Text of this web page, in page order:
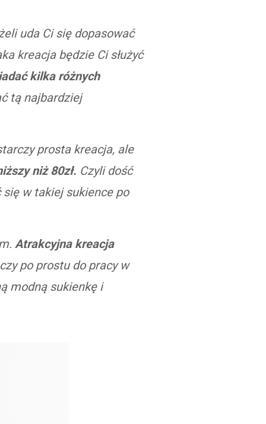
uda Ci się dopasować
kreacja będzie Ci służyć
kilka różnych
tą najbardziej
prosta kreacja, ale
niż 80zł. Czyli dość
w takiej sukience po
Atrakcyjna kreacja
po prostu do pracy w
modną sukienkę i